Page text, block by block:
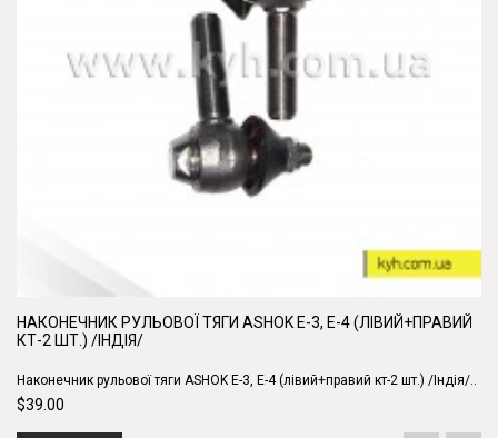
НАКОНЕЧНИК РУЛЬОВОЇ ТЯГИ ASHOK E-3, E-4 (ЛІВИЙ+ПРАВИЙ
КТ-2 ШТ.) /ІНДІЯ/
Наконечник рульової тяги ASHOK E-3, E-4 (лівий+правий кт-2 шт.) /Індія/..
$39.00